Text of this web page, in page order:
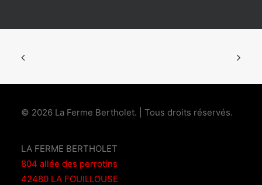
© 2026 La Ferme Bertholet. | Tous droits réservés.
LA FERME BERTHOLET
804 allée des perrotins
42480 LA FOUILLOUSE